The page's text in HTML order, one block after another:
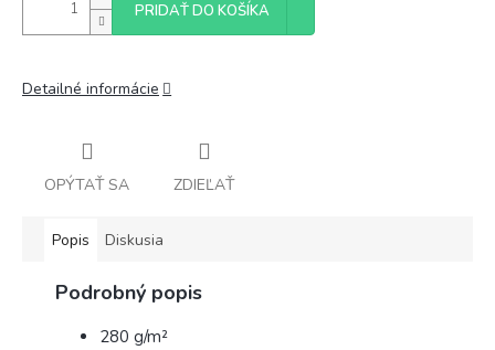
PRIDAŤ DO KOŠÍKA
Detailné informácie
OPÝTAŤ SA ZDIEĽAŤ
Popis Diskusia
Podrobný popis
280 g/m²